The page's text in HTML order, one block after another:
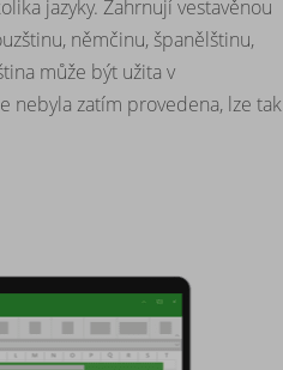
jazyky. Zahrnují vestavěnou
němčinu, španělštinu,
může být užita v
nebyla zatím provedena, lze tak